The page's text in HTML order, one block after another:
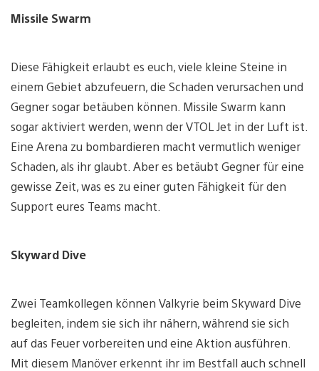
Missile Swarm
Diese Fähigkeit erlaubt es euch, viele kleine Steine in
einem Gebiet abzufeuern, die Schaden verursachen und
Gegner sogar betäuben können. Missile Swarm kann
sogar aktiviert werden, wenn der VTOL Jet in der Luft ist.
Eine Arena zu bombardieren macht vermutlich weniger
Schaden, als ihr glaubt. Aber es betäubt Gegner für eine
gewisse Zeit, was es zu einer guten Fähigkeit für den
Support eures Teams macht.
Skyward Dive
Zwei Teamkollegen können Valkyrie beim Skyward Dive
begleiten, indem sie sich ihr nähern, während sie sich
auf das Feuer vorbereiten und eine Aktion ausführen.
Mit diesem Manöver erkennt ihr im Bestfall auch schnell